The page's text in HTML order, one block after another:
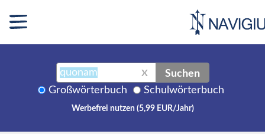
X Suchen
Großwörterbuch Schulwörterbuch
Werbefrei nutzen (5,99 EUR/Jahr)